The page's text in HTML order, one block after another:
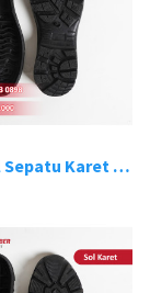
Pabrik Sol Sepatu Karet Bandung 12